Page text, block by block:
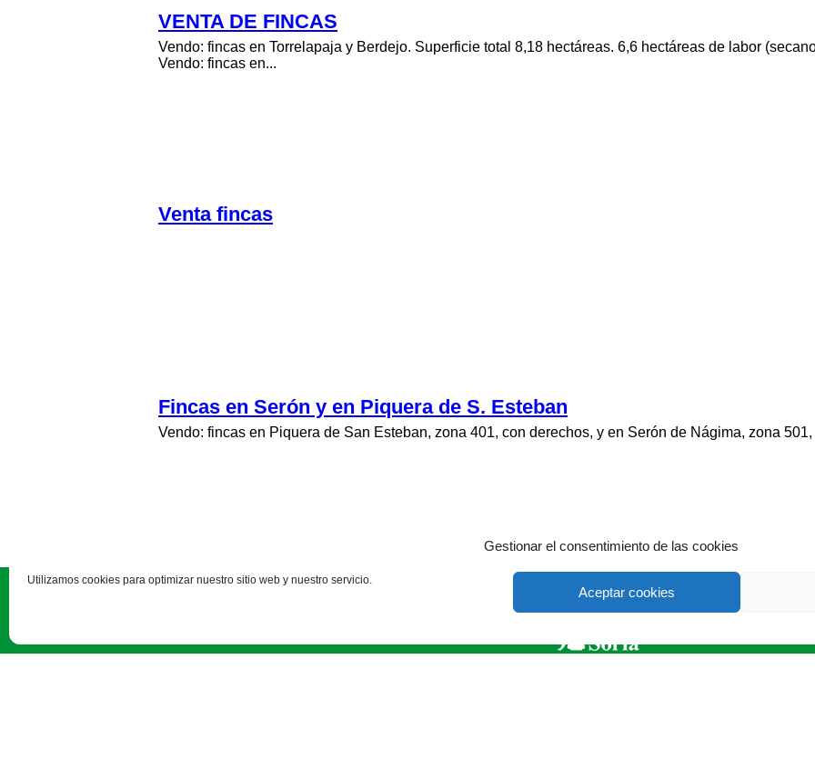
Gestionar el consentimiento de las cookies
Utilizamos cookies para optimizar nuestro sitio web y nuestro servicio.
Aceptar cookies
VENTA DE FINCAS
Vendo: fincas en Torrelapaja y Berdejo. Superficie total 8,18 hectáreas. 6,6 hectáreas de labor
Vendo: fincas en...
Venta fincas
Fincas en Serón y en Piquera de S. Esteban
Vendo: fincas en Piquera de San Esteban, zona 401, con derechos, y en Serón de Nágima, zona